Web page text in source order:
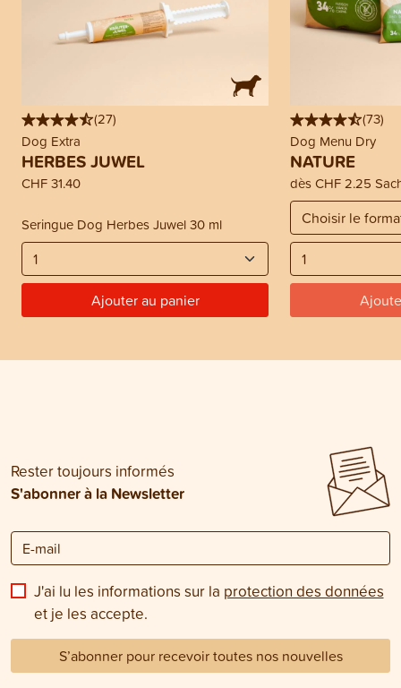
(27)
Dog Extra
HERBES JUWEL
CHF 31.40
Seringue Dog Herbes Juwel 30 ml
Ajouter au panier
(73)
Dog Menu Dry
NATURE
dèsCHF 2.25
Rester toujours informés
S'abonner à la Newsletter
J'ai lu les informations sur la protection des données
et je les accepte.
S’abonner pour recevoir toutes nos nouvelles